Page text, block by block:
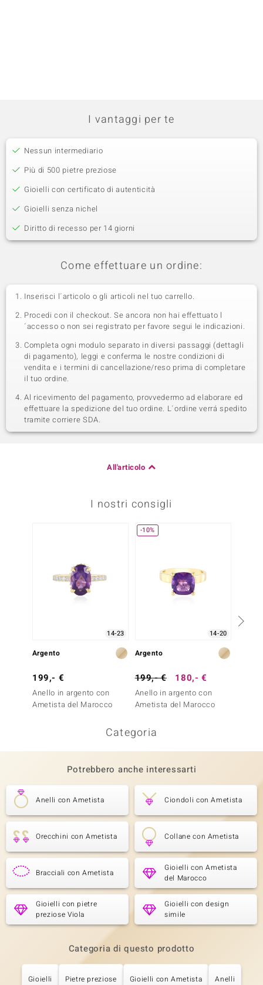
I vantaggi per te
Nessun intermediario
Più di 500 pietre preziose
Gioielli con certificato di autenticità
Gioielli senza nichel
Diritto di recesso per 14 giorni
Come effettuare un ordine:
Inserisci l´articolo o gli articoli nel tuo carrello.
Procedi con il checkout. Se ancora non hai effettuato l
´accesso o non sei registrato per favore segui le indicazioni.
Completa ogni modulo separato in diversi passaggi (dettagli
di pagamento), leggi e conferma le nostre condizioni di
vendita e i termini di cancellazione/reso prima di completare
il tuo ordine.
Al ricevimento del pagamento, provvedermo ad elaborare ed
effettuare la spedizione del tuo ordine. L´ordine verrá spedito
tramite corriere SDA.
All'articolo
I nostri consigli
14-23
Argento
199,- €
Anello in argento con
Ametista del Marocco
-10%
14-20
Argento
199,- € 180,- €
Anello in argento con
Ametista del Marocco
Categoria
Potrebbero anche interessarti
Anelli con Ametista Ciondoli con Ametista
Orecchini con Ametista Collane con Ametista
Bracciali con Ametista
Gioielli con Ametista
del Marocco
Gioielli con pietre
preziose Viola
Gioielli con design
simile
Categoria di questo prodotto
Gioielli Pietre preziose Gioielli con Ametista Anelli